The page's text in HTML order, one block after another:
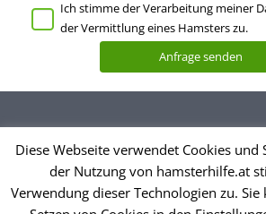
Ich stimme der Verarbeitung meiner
der Vermittlung eines Hamsters zu.
Impressum
Diese Webseite verwendet Cookies und
der Nutzung von hamsterhilfe.at
Verwendung dieser Technologien zu.